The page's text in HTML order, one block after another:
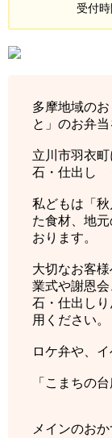
受付
多摩地域の
と」のお弁当
立川市羽衣
石・仕出し
私どもは「
た食材、地
おります。
大切なお客
業式や謝恩
石・仕出し
用ください。
ロケ弁や、
「こまちの台
メインのお